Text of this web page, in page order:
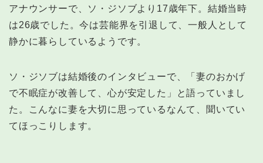
アナウンサーで、ソ・ジソブより17歳年下。結婚当時
は26歳でした。今は芸能界を引退して、一般人として
静かに暮らしているようです。
ソ・ジソブは結婚後のインタビューで、「妻のおかげ
で不眠症が改善して、心が安定した」と語っていまし
た。こんなに妻を大切に思っているなんて、聞いてい
てほっこりします。